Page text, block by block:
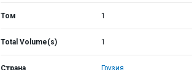
Том 1
Total Volume(s) 1
Страна Грузия,